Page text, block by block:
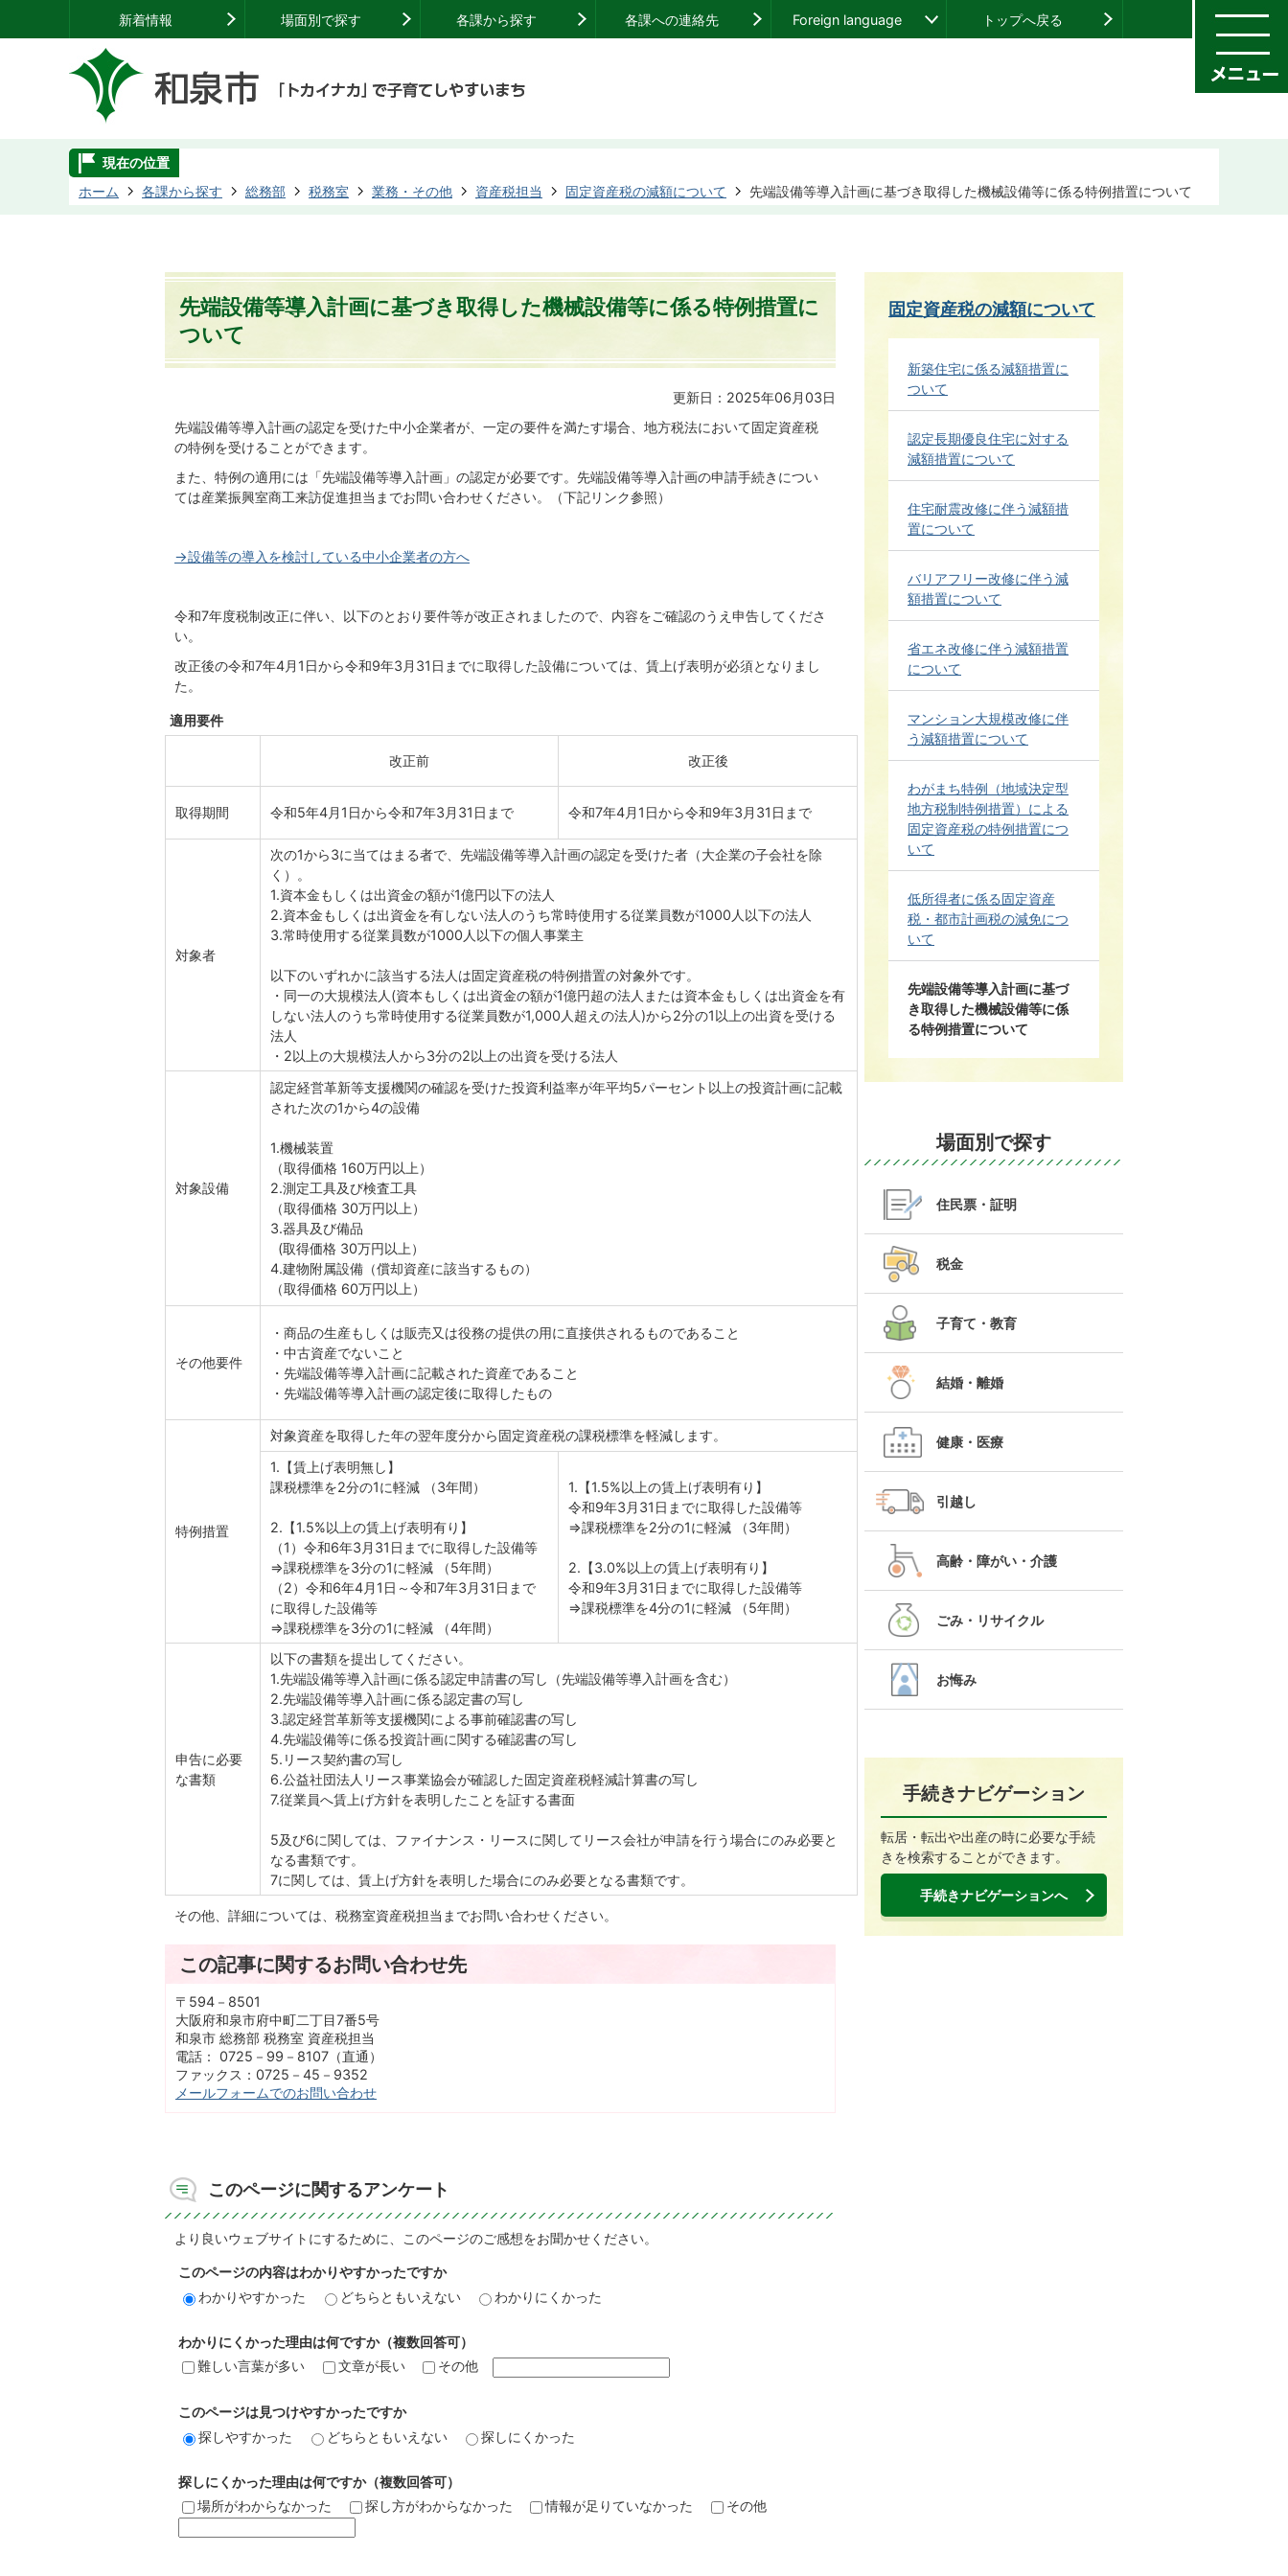
新着情報 場面別で探す 各課から探す 各課への連絡先 Foreign language トップへ戻る
現在の位置
ホーム
各課から探す 総務部 税務室 業務・その他 資産税担当 固定資産税の減額について 先端設備等導入計画に基づき取得した機械設備等に係る特例措置について
先端設備等導入計画に基づき取得した機械設備等に係る特例措置に
ついて
更新日：2025年06月03日
先端設備等導入計画の認定を受けた中小企業者が、一定の要件を満たす場合、地方税法において固定資産税
の特例を受けることができます。
また、特例の適用には「先端設備等導入計画」の認定が必要です。先端設備等導入計画の申請手続きについ
ては産業振興室商工来訪促進担当までお問い合わせください。（下記リンク参照）
→設備等の導入を検討している中小企業者の方へ
令和7年度税制改正に伴い、以下のとおり要件等が改正されましたので、内容をご確認のうえ申告してくださ
い。
改正後の令和7年4月1日から令和9年3月31日までに取得した設備については、賃上げ表明が必須となりまし
た。
適用要件
改正前 改正後
取得期間 令和5年4月1日から令和7年3月31日まで 令和7年4月1日から令和9年3月31日まで
対象者
次の1から3に当てはまる者で、先端設備等導入計画の認定を受けた者（大企業の子会社を除
く）。
1.資本金もしくは出資金の額が1億円以下の法人
2.資本金もしくは出資金を有しない法人のうち常時使用する従業員数が1000人以下の法人
3.常時使用する従業員数が1000人以下の個人事業主
以下のいずれかに該当する法人は固定資産税の特例措置の対象外です。
・同一の大規模法人(資本もしくは出資金の額が1億円超の法人または資本金もしくは出資金を有
しない法人のうち常時使用する従業員数が1,000人超えの法人)から2分の1以上の出資を受ける
法人
・2以上の大規模法人から3分の2以上の出資を受ける法人
対象設備
認定経営革新等支援機関の確認を受けた投資利益率が年平均5パーセント以上の投資計画に記載
された次の1から4の設備
1.機械装置
（取得価格 160万円以上）
2.測定工具及び検査工具
（取得価格 30万円以上）
3.器具及び備品
(取得価格 30万円以上）
4.建物附属設備（償却資産に該当するもの）
（取得価格 60万円以上）
その他要件
・商品の生産もしくは販売又は役務の提供の用に直接供されるものであること
・中古資産でないこと
・先端設備等導入計画に記載された資産であること
・先端設備等導入計画の認定後に取得したもの
特例措置
対象資産を取得した年の翌年度分から固定資産税の課税標準を軽減します。
1.【賃上げ表明無し】
課税標準を2分の1に軽減 （3年間）
2.【1.5%以上の賃上げ表明有り】
（1）令和6年3月31日までに取得した設備等
⇒課税標準を3分の1に軽減 （5年間）
（2）令和6年4月1日～令和7年3月31日まで
に取得した設備等
⇒課税標準を3分の1に軽減 （4年間）
1.【1.5%以上の賃上げ表明有り】
令和9年3月31日までに取得した設備等
⇒課税標準を2分の1に軽減 （3年間）
2.【3.0%以上の賃上げ表明有り】
令和9年3月31日までに取得した設備等
⇒課税標準を4分の1に軽減 （5年間）
申告に必要
な書類
以下の書類を提出してください。
1.先端設備等導入計画に係る認定申請書の写し（先端設備等導入計画を含む）
2.先端設備等導入計画に係る認定書の写し
3.認定経営革新等支援機関による事前確認書の写し
4.先端設備等に係る投資計画に関する確認書の写し
5.リース契約書の写し
6.公益社団法人リース事業協会が確認した固定資産税軽減計算書の写し
7.従業員へ賃上げ方針を表明したことを証する書面
5及び6に関しては、ファイナンス・リースに関してリース会社が申請を行う場合にのみ必要と
なる書類です。
7に関しては、賃上げ方針を表明した場合にのみ必要となる書類です。
その他、詳細については、税務室資産税担当までお問い合わせください。
この記事に関するお問い合わせ先
〒594－8501
大阪府和泉市府中町二丁目7番5号
和泉市 総務部 税務室 資産税担当
電話： 0725－99－8107（直通）
ファックス：0725－45－9352
メールフォームでのお問い合わせ
このページに関するアンケート
より良いウェブサイトにするために、このページのご感想をお聞かせください。
このページの内容はわかりやすかったですか
わかりやすかった
どちらともいえない わかりにくかった
わかりにくかった理由は何ですか（複数回答可）
難しい言葉が多い
文章が長い その他
このページは見つけやすかったですか
探しやすかった
どちらともいえない 探しにくかった
探しにくかった理由は何ですか（複数回答可）
場所がわからなかった
探し方がわからなかった 情報が足りていなかった その他
固定資産税の減額について
新築住宅に係る減額措置に
ついて
認定長期優良住宅に対する
減額措置について
住宅耐震改修に伴う減額措
置について
バリアフリー改修に伴う減
額措置について
省エネ改修に伴う減額措置
について
マンション大規模改修に伴
う減額措置について
わがまち特例（地域決定型
地方税制特例措置）による
固定資産税の特例措置につ
いて
低所得者に係る固定資産
税・都市計画税の減免につ
いて
先端設備等導入計画に基づ
き取得した機械設備等に係
る特例措置について
場面別で探す
住民票・証明
税金
子育て・教育
結婚・離婚
健康・医療
引越し
高齢・障がい・介護
ごみ・リサイクル
お悔み
手続きナビゲーション
転居・転出や出産の時に必要な手続
きを検索することができます。
手続きナビゲーションへ